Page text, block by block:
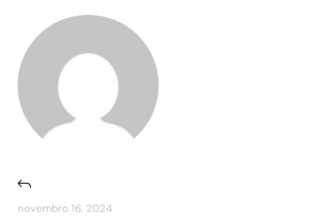
novembro 16, 2024